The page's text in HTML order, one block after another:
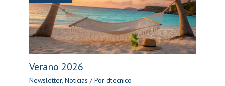
Verano 2026
Newsletter, Noticias / Por dtecnico